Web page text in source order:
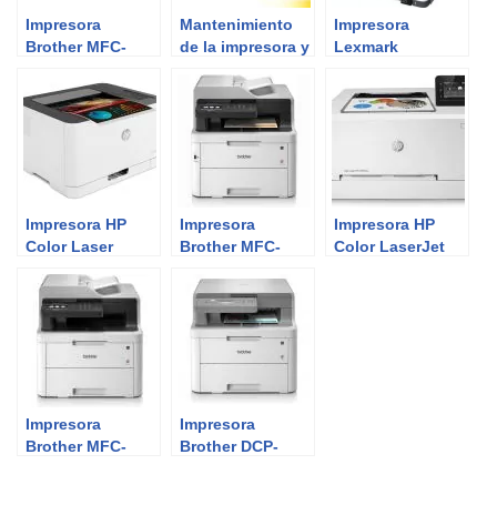
Impresora
Brother MFC-
Review del
Experto
Mantenimiento
de la impresora y
para los
cartuchos
Impresora
Lexmark
Review del
Experto
Impresora HP
Color Laser
del Experto
Impresora
Brother MFC-
Review del
Experto
Impresora HP
Color LaserJet
Impresora
Brother MFC-
Impresora
Brother DCP-